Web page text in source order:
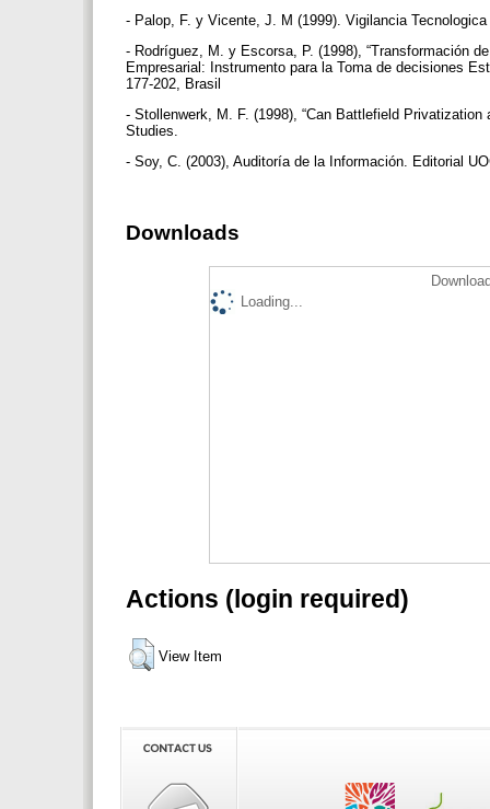
- Palop, F. y Vicente, J. M (1999). Vigilancia
- Rodríguez, M. y Escorsa, P. (1998), “Transformación
Empresarial: Instrumento para la Toma de decisiones
177-202, Brasil
- Stollenwerk, M. F. (1998), “Can Battlefield
Studies.
- Soy, C. (2003), Auditoría de la Información. Editorial
Downloads
Loading...
Actions (login required)
View Item